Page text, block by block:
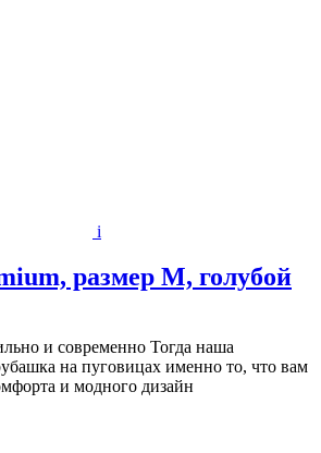
i
размер M, голубой
и современно Тогда наша
на пуговицах именно то, что вам
и модного дизайн